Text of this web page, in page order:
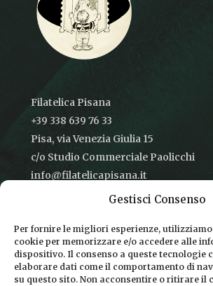
Gestisci Consenso
Per fornire le migliori esperienze,
cookie per memorizzare e/o accedere alle
dispositivo. Il consenso a queste tecnologie
elaborare dati come il comportamento di
su questo sito. Non acconsentire o ritirare il
Filatelica Pisana
+39 338 639 76 33
Pisa, via Venezia Giulia 15
c/o Studio Commerciale Paolicchi
info@filatelicapisana.it
CONDIZIONI DI VENDITA
INFORMATIVA SULLA PRIVACY